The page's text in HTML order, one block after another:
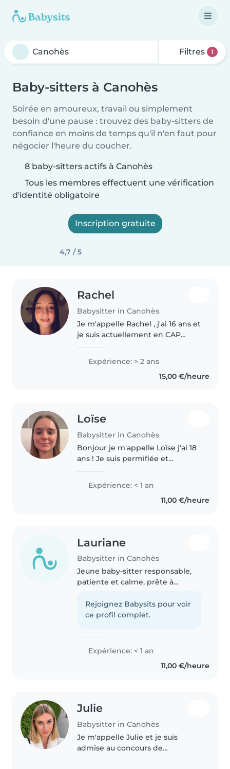
Filtres 1
Baby-sitters à Canohès
Soirée en amoureux, travail ou simplement
besoin d'une pause : trouvez des baby-sitters de
confiance en moins de temps qu'il n'en faut pour
négocier l'heure du coucher.
8 baby-sitters actifs à Canohès
Tous les membres effectuent une vérification
d'identité obligatoire
Inscription gratuite
4,7 / 5
Rachel
Babysitter in Canohès
Je m'appelle Rachel , j'ai 16 ans et
je suis actuellement en CAP
de la petite enfance ), avec une
obtention prévue en juin. Je suis
une personne sérieuse,..
Expérience: > 2 ans
15,00 €/heure
Loïse
Babysitter in Canohès
Bonjour je m'appelle Loïse j'ai 18
ans ! Je suis permifiée et
septembre une licence pour
devenir prof. J'ai déjà fait du
Expérience: < 1 an
11,00 €/heure
Lauriane
Babysitter in Canohès
Jeune baby-sitter responsable,
patiente et calme, prête à
bienveillance. En terminale, je
suis à l'aise avec les enfants de 3
Rejoignez Babysits pour voir
ce profil complet.
Expérience: < 1 an
11,00 €/heure
Julie
Babysitter in Canohès
Je m'appelle Julie et je suis
admise au concours de